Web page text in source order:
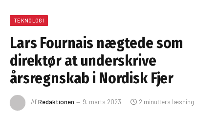
TEKNOLOGI
Lars Fournais nægtede som
direktør at underskrive
årsregnskab i Nordisk Fjer
AfRedaktionen 9. marts 2023 2 minutters læsning